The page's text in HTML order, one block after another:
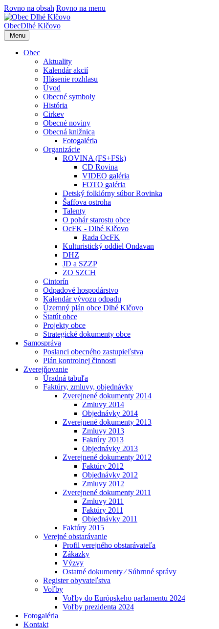
Rovno na obsah Rovno na menu
ObecDlhé Klčovo
Menu
Obec
Aktuality
Kalendár akcií
Hlásenie rozhlasu
Úvod
Obecné symboly
História
Cirkev
Obecné noviny
Obecná knižnica
Fotogaléria
Organizácie
ROVINA (FS+FSk)
CD Rovina
VIDEO galéria
FOTO galéria
Detský folklórny súbor Rovinka
Šaffova ostroha
Talenty
O pohár starostu obce
OcFK - Dlhé Klčovo
Rada OcFK
Kulturistický oddiel Ondavan
DHZ
JD a SZZP
ZO SZCH
Cintorín
Odpadové hospodárstvo
Kalendár vývozu odpadu
Územný plán obce Dlhé Klčovo
Štatút obce
Projekty obce
Strategické dokumenty obce
Samospráva
Poslanci obecného zastupieľstva
Plán kontrolnej činnosti
Zverejňovanie
Úradná tabuľa
Faktúry, zmluvy, objednávky
Zverejnené dokumenty 2014
Zmluvy 2014
Objednávky 2014
Zverejnené dokumenty 2013
Zmluvy 2013
Faktúry 2013
Objednávky 2013
Zverejnené dokumenty 2012
Faktúry 2012
Objednávky 2012
Zmluvy 2012
Zverejnené dokumenty 2011
Zmluvy 2011
Faktúry 2011
Objednávky 2011
Faktúry 2015
Verejné obstarávanie
Profil verejného obstarávateľa
Zákazky
Výzvy
Ostatné dokumenty ⁄ Súhrnné správy
Register obyvateľstva
Voľby
Voľby do Európskeho parlamentu 2024
Voľby prezidenta 2024
Fotogaléria
Kontakt